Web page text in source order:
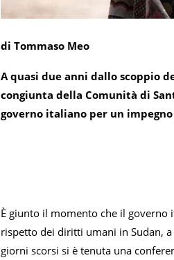
di Tommaso Meo
A quasi due anni dallo scoppio
congiunta della Comunità di
governo italiano per un
È giunto il momento che il governo
rispetto dei diritti umani in Sudan,
giorni scorsi si è tenuta una